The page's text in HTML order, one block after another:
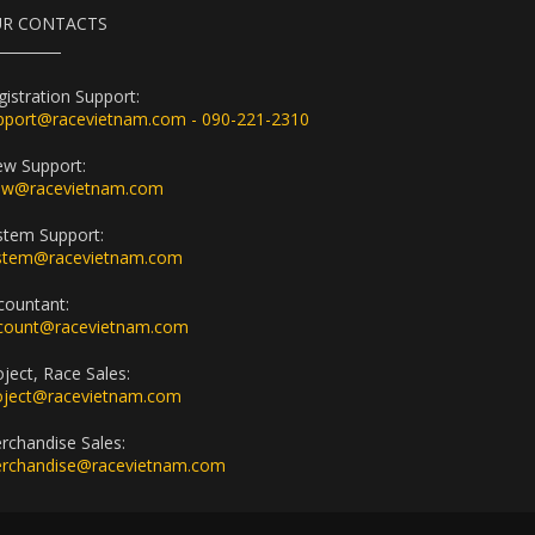
CONTACTS
Support:
- 090-221-2310
Support:
Support:
Race Sales:
Sales: